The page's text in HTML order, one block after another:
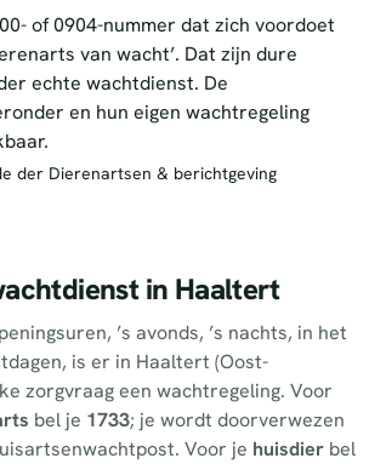
of 0904-nummer dat zich voordoet
van wacht’. Dat zijn dure
echte wachtdienst. De
en hun eigen wachtregeling
der Dierenartsen & berichtgeving
in Haaltert
’s avonds, ’s nachts, in het
is er in Haaltert (Oost-
zorgvraag een wachtregeling. Voor
bel je 1733; je wordt doorverwezen
Voor je huisdier bel